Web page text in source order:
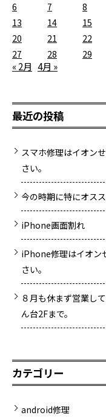
6
7 8
13
14 15
20
21 22
27
28 29
« 2月 4月 »
最近の投稿
スマホ修理はイオン
さい。
今の時期に特にオス
iPhone画面割れ
iPhone修理はイオン
さい。
８月も休まず営業し
ん台2Fまで。
カテゴリー
android修理